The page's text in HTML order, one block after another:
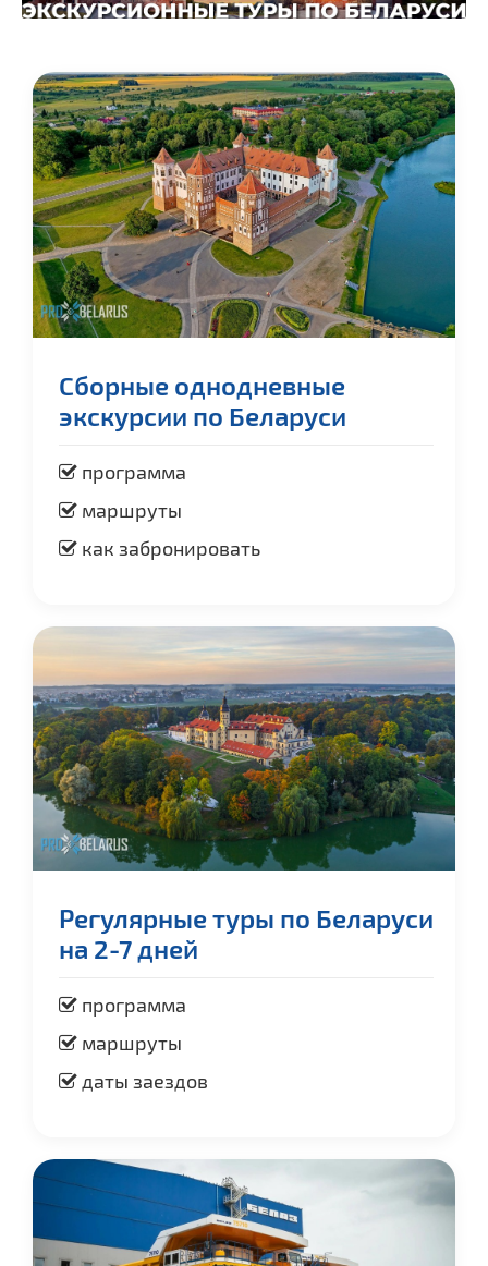
Сборные однодневные
экскурсии по Беларуси
программа
маршруты
как забронировать
Регулярные туры по Беларуси
на 2-7 дней
программа
маршруты
даты заездов